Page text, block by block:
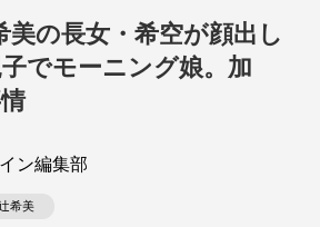
美の長女・希空が顔出し
でモーニング娘。加
ン編集部
希美